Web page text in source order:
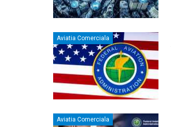
Aviatia Comerciala
Aviatia Comerciala